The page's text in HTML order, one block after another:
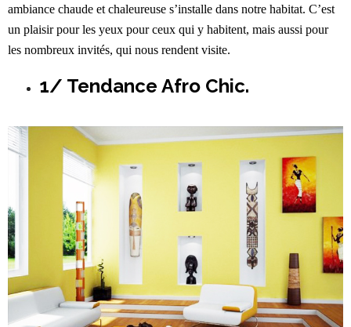
ambiance chaude et chaleureuse s’installe dans notre habitat. C’est
un plaisir pour les yeux pour ceux qui y habitent, mais aussi pour
les nombreux invités, qui nous rendent visite.
1/ Tendance Afro Chic.